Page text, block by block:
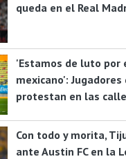
queda en el Real
'Estamos de luto
mexicano':
protestan en las
Con todo y morita,
ante Austin FC en la